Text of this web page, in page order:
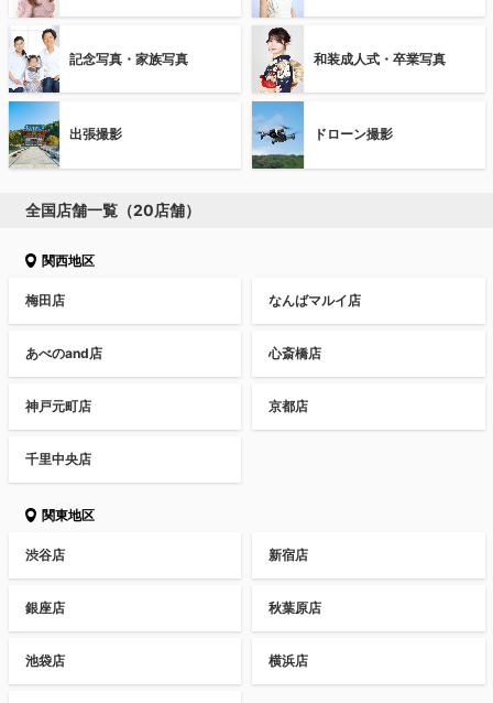
記念写真・家族写真 和装成人式・卒業写真
出張撮影 ドローン撮影
全国店舗一覧（20店舗）
関西地区
梅田店 なんばマルイ店
あべのand店 心斎橋店
神戸元町店 京都店
千里中央店
関東地区
渋谷店 新宿店
銀座店 秋葉原店
池袋店 横浜店